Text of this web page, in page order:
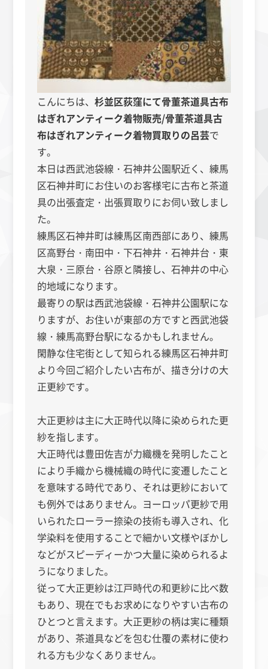
こんにちは、杉並区荻窪にて骨董茶道具古布
はぎれアンティーク着物販売/骨董茶道具古
布はぎれアンティーク着物買取りの呂芸で
す。
本日は西武池袋線・石神井公園駅近く、練馬
区石神井町にお住いのお客様宅に古布と茶道
具の出張査定・出張買取りにお伺い致しまし
た。
練馬区石神井町は練馬区南西部にあり、練馬
区高野台・南田中・下石神井・石神井台・東
大泉・三原台・谷原と隣接し、石神井の中心
的地域になります。
最寄りの駅は西武池袋線・石神井公園駅にな
りますが、お住いが東部の方ですと西武池袋
線・練馬高野台駅になるかもしれません。
閑静な住宅街として知られる練馬区石神井町
より今回ご紹介したい古布が、描き分けの大
正更紗です。
大正更紗は主に大正時代以降に染められた更
紗を指します。
大正時代は豊田佐吉が力織機を発明したこと
により手織から機械織の時代に変遷したこと
を意味する時代であり、それは更紗において
も例外ではありません。ヨーロッパ更紗で用
いられたローラー捺染の技術も導入され、化
学染料を使用することで細かい文様やぼかし
などがスピーディーかつ大量に染められるよ
うになりました。
従って大正更紗は江戸時代の和更紗に比べ数
もあり、現在でもお求めになりやすい古布の
ひとつと言えます。大正更紗の柄は実に種類
があり、茶道具などを包む仕覆の素材に使わ
れる方も少なくありません。